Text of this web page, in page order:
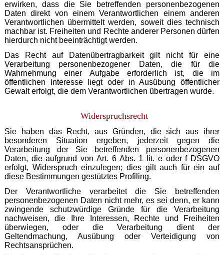
erwirken, dass die Sie betreffenden personenbezogenen
Daten direkt von einem Verantwortlichen einem anderen
Verantwortlichen übermittelt werden, soweit dies technisch
machbar ist. Freiheiten und Rechte anderer Personen dürfen
hierdurch nicht beeinträchtigt werden.
Das Recht auf Datenübertragbarkeit gilt nicht für eine
Verarbeitung personenbezogener Daten, die für die
Wahrnehmung einer Aufgabe erforderlich ist, die im
öffentlichen Interesse liegt oder in Ausübung öffentlicher
Gewalt erfolgt, die dem Verantwortlichen übertragen wurde.
Widerspruchsrecht
Sie haben das Recht, aus Gründen, die sich aus ihrer
besonderen Situation ergeben, jederzeit gegen die
Verarbeitung der Sie betreffenden personenbezogenen
Daten, die aufgrund von Art. 6 Abs. 1 lit. e oder f DSGVO
erfolgt, Widerspruch einzulegen; dies gilt auch für ein auf
diese Bestimmungen gestütztes Profiling.
Der Verantwortliche verarbeitet die Sie betreffenden
personenbezogenen Daten nicht mehr, es sei denn, er kann
zwingende schutzwürdige Gründe für die Verarbeitung
nachweisen, die Ihre Interessen, Rechte und Freiheiten
überwiegen, oder die Verarbeitung dient der
Geltendmachung, Ausübung oder Verteidigung von
Rechtsansprüchen.